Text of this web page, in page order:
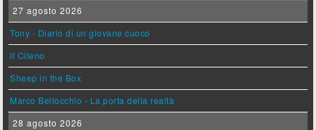
27 agosto 2026
Tony - Diario di un giovane cuoco
Il Cileno
Sheep in the Box
Marco Bellocchio - La porta della realtà
28 agosto 2026